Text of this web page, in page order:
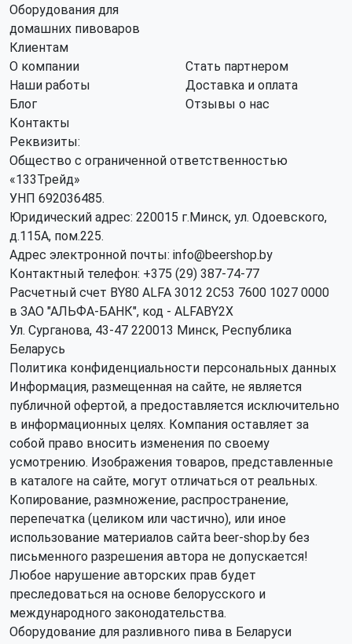
Оборудования для
домашних пивоваров
Клиентам
О компании
Стать партнером
Наши работы
Доставка и оплата
Блог
Отзывы о нас
Контакты
Реквизиты:
Общество с ограниченной ответственностью
«133Трейд»
УНП 692036485​.
Юридический адрес: 220015 г.Минск, ул. Одоевского,
д.115А, пом.225.
Адрес электронной почты: info@beershop.by
Контактный телефон: +375 (29) 387-74-77
Расчетный счет BY80 ALFA 3012 2C53 7600 1027 0000
в ЗАО "АЛЬФА-БАНК", код - ALFABY2X
Ул. Сурганова, 43-47 220013 Минск, Республика
Беларусь
Политика конфиденциальности персональных данных
Информация, размещенная на сайте, не является
публичной офертой, а предоставляется исключительно
в информационных целях. Компания оставляет за
собой право вносить изменения по своему
усмотрению. Изображения товаров, представленные
в каталоге на сайте, могут отличаться от реальных.
Копирование, размножение, распространение,
перепечатка (целиком или частично), или иное
использование материалов сайта beer-shop.by без
письменного разрешения автора не допускается!
Любое нарушение авторских прав будет
преследоваться на основе белорусского и
международного законодательства.
Оборудование для разливного пива в Беларуси